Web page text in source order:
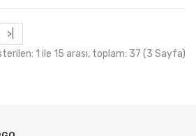
>|
1 ile 15 arası, toplam: 37 (3 Sayfa)